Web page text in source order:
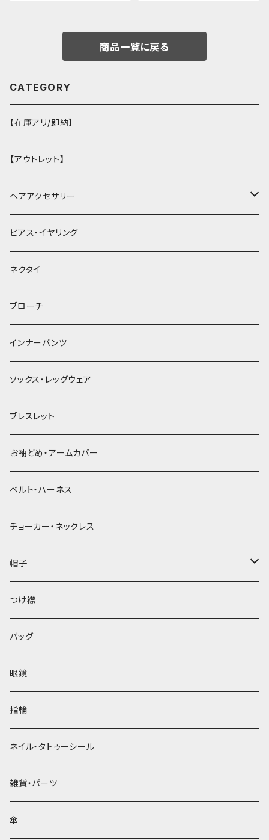
商品一覧に戻る
CATEGORY
【在庫アリ/即納】
【アウトレット】
ヘアアクセサリー
ヘアクリップ
ヘッドドレス・カチューシャ
ヘアゴム
簪
ピアス・イヤリング
ネクタイ
ブローチ
インナーパンツ
ソックス・レッグウェア
ブレスレット
お袖どめ・アームカバー
ベルト・ハーネス
チョーカー・ネックレス
帽子
ベレー帽
つけ襟
バッグ
眼鏡
指輪
ネイル・タトゥーシール
雑貨・パーツ
傘